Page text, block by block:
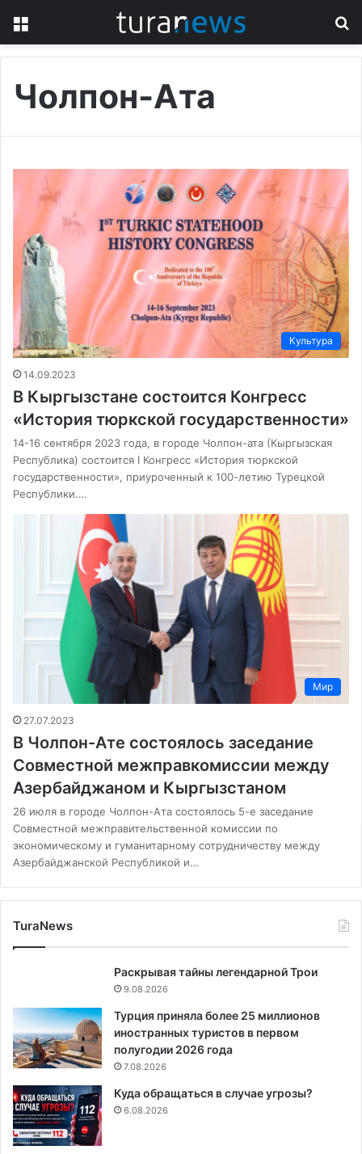
Чолпон-Ата
Культура
14.09.2023
В Кыргызстане состоится Конгресс
«История тюркской государственности»
14-16 сентября 2023 года, в городе Чолпон-ата (Кыргызская
Республика) состоится I Конгресс «История тюркской
государственности», приуроченный к 100-летию Турецкой
Республики.…
Мир
27.07.2023
В Чолпон-Ате состоялось заседание
Совместной межправкомиссии между
Азербайджаном и Кыргызстаном
26 июля в городе Чолпон-Ата состоялось 5-е заседание
Совместной межправительственной комиссии по
экономическому и гуманитарному сотрудничеству между
Азербайджанской Республикой и…
TuraNews
Раскрывая тайны легендарной Трои
9.08.2026
Турция приняла более 25 миллионов
иностранных туристов в первом
полугодии 2026 года
7.08.2026
Куда обращаться в случае угрозы?
6.08.2026